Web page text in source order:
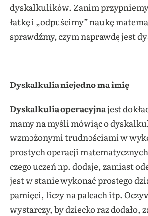
dyskalkulików. Zanim
łatkę i „odpuścimy” naukę
sprawdźmy, czym naprawdę jest
Dyskalkulia niejedno ma imię
Dyskalkulia operacyjnajest
mamy na myśli mówiąc o
wzmożonymi trudnościami w
prostych operacji
czego uczeń np. dodaje, zamiast
jest w stanie wykonać prostego
pamięci, liczy na palcach itp.
wystarczy, by dziecko raz dodało,